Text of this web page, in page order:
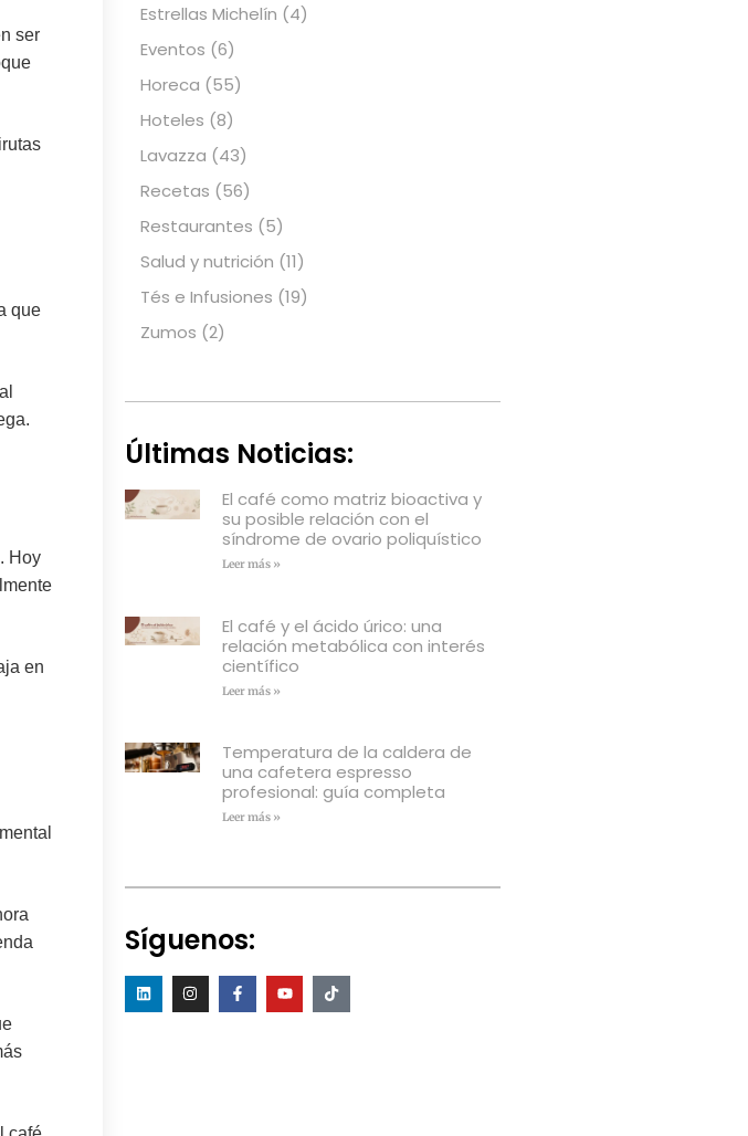
ser
que
.
Hoy
en
Estrellas Michelín (4)
Eventos (6)
Horeca (55)
Hoteles (8)
Lavazza (43)
Recetas (56)
Restaurantes (5)
Salud y nutrición (11)
Tés e Infusiones (19)
Zumos (2)
Últimas Noticias:
El café como matriz bioactiva y
su posible relación con el
síndrome de ovario poliquístico
Leer más »
El café y el ácido úrico: una
relación metabólica con interés
científico
Leer más »
Temperatura de la caldera de
una cafetera espresso
profesional: guía completa
Leer más »
Síguenos: